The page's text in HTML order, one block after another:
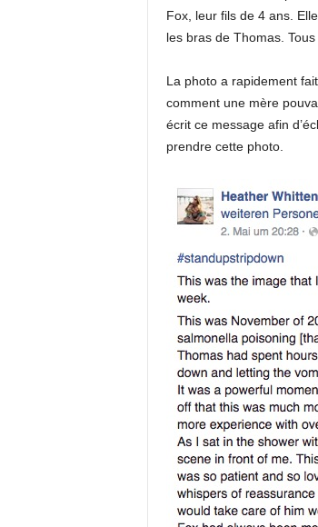
Fox, leur fils de 4 ans.
les bras de Thomas.
La photo a rapidement
comment une mère
écrit ce message afin
prendre cette photo.